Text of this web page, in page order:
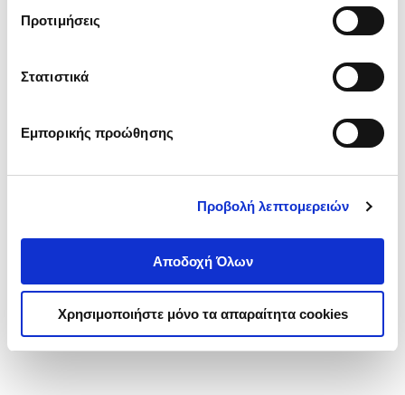
Προτιμήσεις
Στατιστικά
Εμπορικής προώθησης
Προβολή λεπτομερειών
Αποδοχή Όλων
Χρησιμοποιήστε μόνο τα απαραίτητα cookies